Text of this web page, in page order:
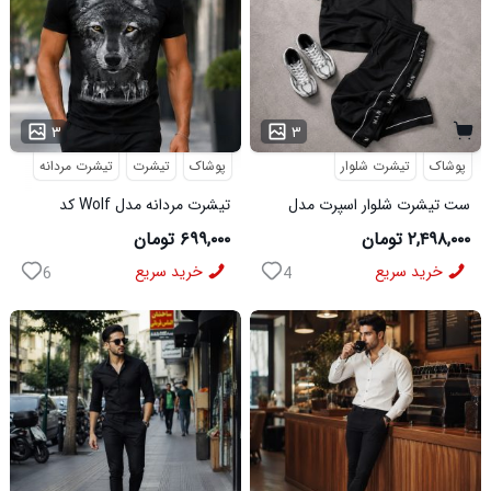
۳
پوشاک تیشرت تیشرت مردانه
تیشرت مردانه مدل Wolf کد
5631
۶۹۹,۰۰۰ تومان
خرید سریع 6
۳
پوشاک تیشرت شلوار
ست تیشرت شلوار اسپرت مدل
MAN مشکی
۲,۴۹۸,۰۰۰ تومان
خرید سریع 4